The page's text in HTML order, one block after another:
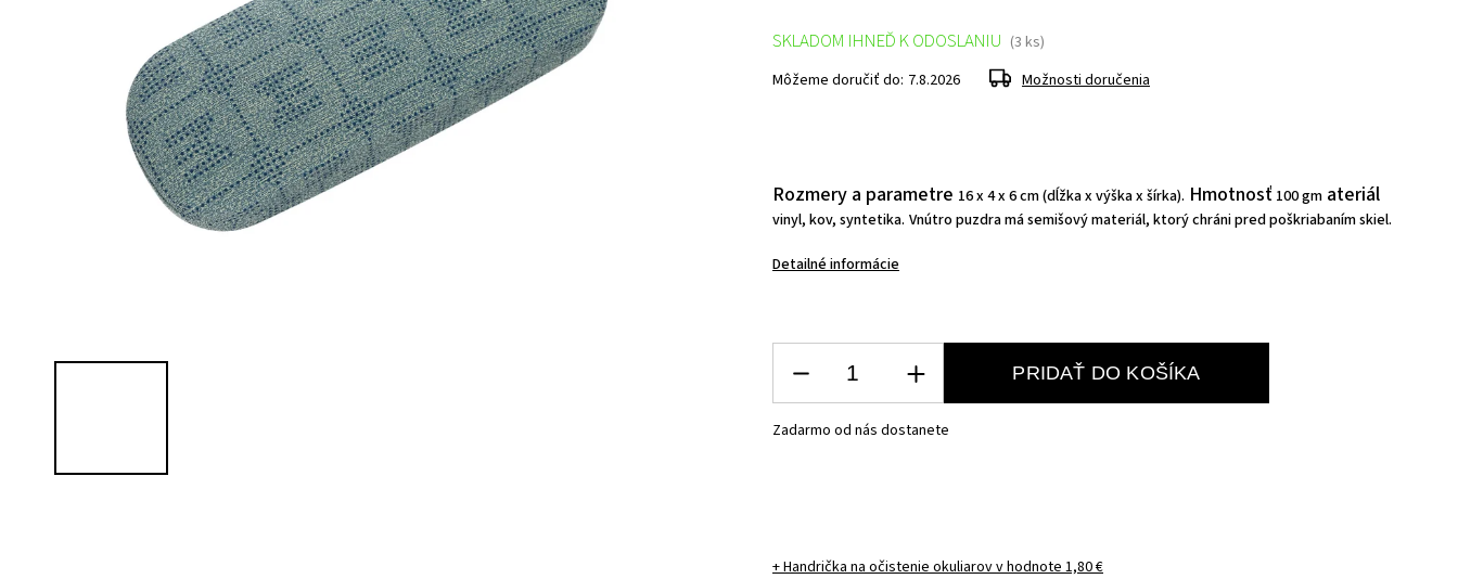
Rozmery a parametre 16 x 4 x 6 cm (dĺžka x výška x šírka). Hmotnosť 100 gm ateriál
vinyl, kov, syntetika. Vnútro puzdra má semišový materiál, ktorý chráni pred poškriabaním skiel.
Detailné informácie
SKLADOM IHNEĎ K ODOSLANIU (3 ks)
Môžeme doručiť do: 7.8.2026 Možnosti doručenia
PRIDAŤ DO KOŠÍKA
Zadarmo od nás dostanete
+ Handrička na očistenie okuliarovv hodnote 1,80 €